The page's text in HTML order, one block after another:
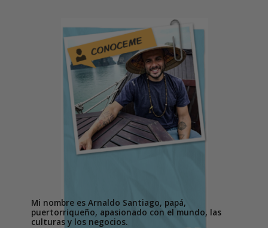
Mi nombre es Arnaldo Santiago, papá,
puertorriqueño, apasionado con el mundo, las
culturas y los negocios.